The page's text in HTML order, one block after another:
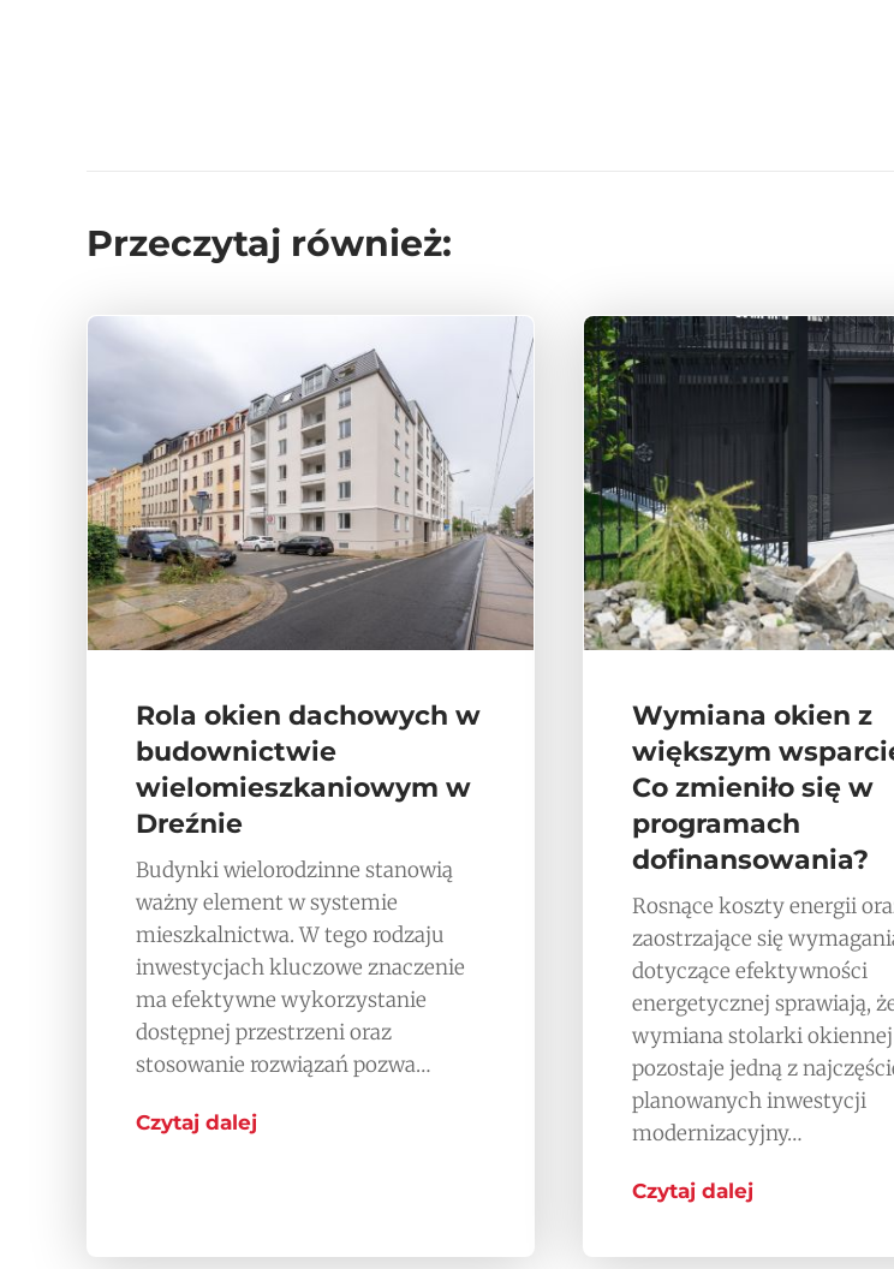
Przeczytaj również:
Rola okien dachowych w
budownictwie
wielomieszkaniowym w
Dreźnie
Budynki wielorodzinne stanowią
ważny element w systemie
mieszkalnictwa. W tego rodzaju
inwestycjach kluczowe znaczenie
ma efektywne wykorzystanie
dostępnej przestrzeni oraz
stosowanie rozwiązań pozwa…
Czytaj dalej
Wymiana okien z
większym
Co zmieniło się w
programach
dofinansowania?
Rosnące koszty energii
zaostrzające się
dotyczące efektywności
energetycznej sprawiają,
wymiana stolarki okiennej
pozostaje jedną z
planowanych inwestycji
modernizacyjny…
Czytaj dalej